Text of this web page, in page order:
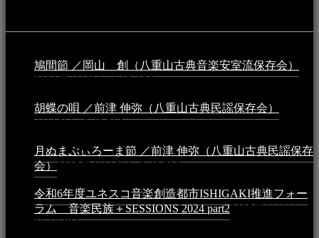
鳩間節 ／岡山 創（八重山古典音楽安室流保存会）
2026年4月6日 - 1:13 AM
胡蝶の唄 ／前津 伸弥（八重山古典民謡保存会）
4月16日 - 3:48 PM
月ぬまぷぃろーま節 ／前津 伸弥（八重山古典民謡保存
会）2025年4月16日 - 3:48 PM
令和6年度ユネスコ音楽創造都市ISHIGAKI推進フォー
ラム 音楽民族＋SESSIONS 2024 part22025年1月1日 -
10:50 PM